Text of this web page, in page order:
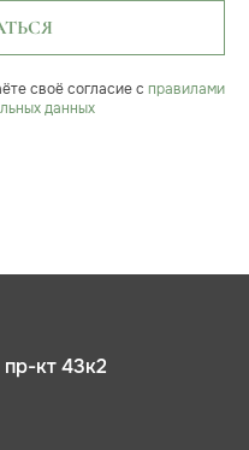
своё согласие с правилами
данных
кт 43к2